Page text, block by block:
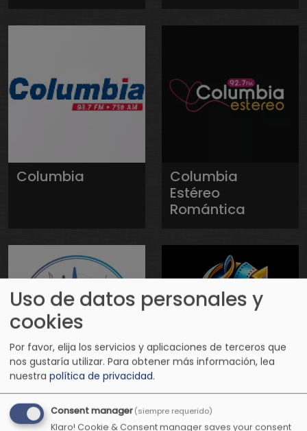
Columbia
Columbia
Estéreo
Romántica
Conexión
Positiva Radio
Conexión
Positiva
Uso de datos personales y
cookies
Por favor, elija los servicios y aplicaciones de terceros que
nos gustaría utilizar. Para obtener más información, lea
nuestra política de privacidad.
Consent manager(siempre requerido)
Klaro! Cookie & Consent manager saves your consent